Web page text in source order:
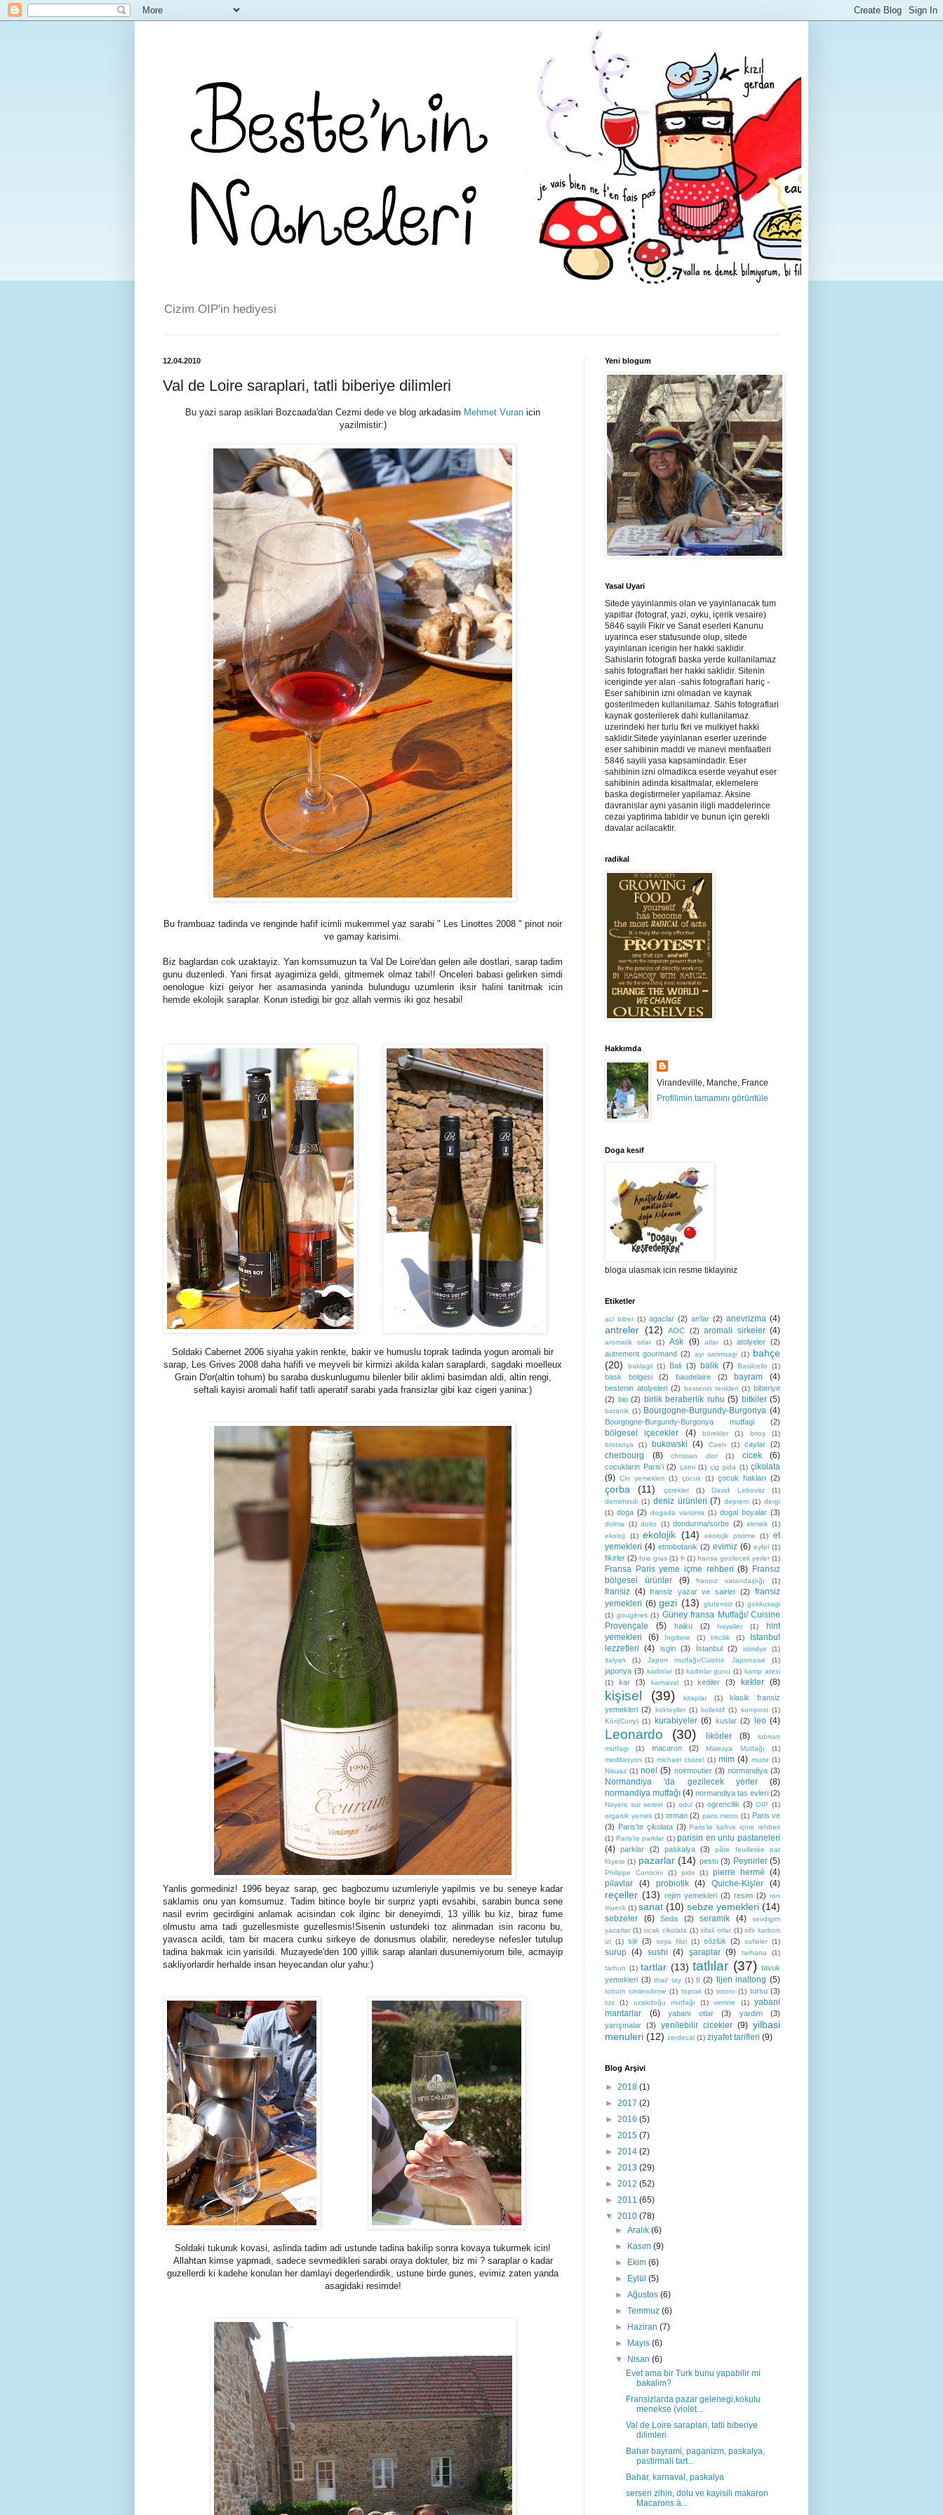
Cizim OIP'in hediyesi
12.04.2010
Val de Loire saraplari, tatli biberiye dilimleri
Bu yazi sarap asiklari Bozcaada'dan Cezmi dede ve blog arkadasim Mehmet Vuran icin
yazilmistir:)
Bu frambuaz tadinda ve renginde hafif icimli mukemmel yaz sarabi " Les Linottes 2008 " pinot noir
ve gamay karisimi.
Biz baglardan cok uzaktayiz. Yan komsumuzun ta Val De Loire'dan gelen aile dostlari, sarap tadim
gunu duzenledi. Yani firsat ayagimiza geldi, gitmemek olmaz tabi!! Onceleri babasi gelirken simdi
oenologue kizi geiyor her asamasinda yaninda bulundugu uzumlerin iksir halini tanitmak icin
hemde ekolojik saraplar. Korun istedigi bir goz allah vermis iki goz hesabi!
Soldaki Cabernet 2006 siyaha yakin renkte, bakir ve humuslu toprak tadinda yogun aromali bir
sarap, Les Grives 2008 daha hafifi ve meyveli bir kirmizi akilda kalan saraplardi, sagdaki moelleux
Grain D'or(altin tohum) bu saraba duskunlugumu bilenler bilir aklimi basimdan aldi, altin rengi,
seftali kayisi aromali hafif tatli aperatif sarabi yada fransizlar gibi kaz cigeri yanina:)
Yanlis gormediniz! 1996 beyaz sarap, gec bagbozumu uzumleriyle yapilmis ve bu seneye kadar
saklamis onu yan komsumuz. Tadim bitince boyle bir surpriz yapti evsahibi, sarabin bunca sene
nasil evrim gecirdigini anlamak acisindan cok ilginc bir deneyimdi, 13 yillik bu kiz, biraz fume
olmustu ama tadi guzellesmiste guzellesmis!Sisenin ustundeki toz alinmadan isin raconu bu,
yavasca acildi, tam bir macera cunku sirkeye de donusmus olabilir, neredeyse nefesler tutulup
tadina bakmak icin yarisildi. Muzayede'den 100 yillik sarap alanlari dusunemiyorum bile, acmayip
sakliyorlardir herhalde insan heyecandan olur yahu:)
Soldaki tukuruk kovasi, aslinda tadim adi ustunde tadina bakilip sonra kovaya tukurmek icin!
Allahtan kimse yapmadi, sadece sevmedikleri sarabi oraya doktuler, biz mi ? saraplar o kadar
guzellerdi ki kadehe konulan her damlayi degerlendirdik, ustune birde gunes, evimiz zaten yanda
asagidaki resimde!
Yeni blogum
Yasal Uyari
Sitede yayinlanmis olan ve yayinlanacak tum
yapitlar (fotograf, yazi, oyku, içerik vesaire)
5846 sayili Fikir ve Sanat eserleri Kanunu
uyarinca eser statusunde olup, sitede
yayinlanan icerigin her hakki saklidir.
Sahislarin fotografi baska yerde kullanilamaz
sahis fotograflari her hakki saklidir. Sitenin
iceriginde yer alan -sahis fotograflari hariç -
Eser sahibinin izni olmadan ve kaynak
gosterilmeden kullanilamaz. Sahis fotograflari
kaynak gosterilerek dahi kullanilamaz
uzerindeki her turlu fkri ve mulkiyet hakki
saklidir.Sitede yayinlanan eserler uzerinde
eser sahibinin maddi ve manevi menfaatleri
5846 sayili yasa kapsamindadir. Eser
sahibinin izni olmadikca eserde veyahut eser
sahibinin adinda kisaltmalar, eklemelere
baska degistirmeler yapilamaz. Aksine
davranislar ayni yasanin iligli maddelerince
cezai yaptirima tabidir ve bunun için gerekli
davalar acilacaktir.
radikal
Hakkımda
Virandeville, Manche, France
Profilimin tamamını görüntüle
Doga kesif
bloga ulasmak icin resme tiklayiniz
Etiketler
aci biber (1) agaclar (2) an'lar (2) anevrizma (4)
antreler (12) AOC (2) aromali sirkeler (4)
aromatik otlar (1) Ask (9) atlar (1) atolyeler (2)
autrement gourmand (2) ayi sarimsagi (1) bahçe
(20)
baklagil (1) Bali (3) balik (7) Basilcello (1)
bask bolgesi (2) baudelaire (2) bayram (4)
bestenin atolyeleri (2) bestenin renkleri (1) biberiye
(2) bio (2) birlik beraberlik ruhu (5) bitkiler (5)
botanik (1) Bourgogne-Burgundy-Burgonya (4)
Bourgogne-Burgundy-Burgonya mutfagi (2)
bölgesel içecekler (4) börekler (1) brioş
(1)
brotanya
(1) bukowski (4) Caen (1) caylar (2)
cherbourg (8) christian dior (1) cicek (6)
cocuklarin Paris'i (2) çatni (1) çig gida (1) çikolata
(9) Çin yemekleri (1) çocuk (1) çocuk hakları (2)
çorba (11) çorekler (1) David Lebovitz
(1)
demirhindi (1) deniz ürünleri (7) deprem (1) dergi
(1) doga (2) dogada varolma (1) dogal boyalar (3)
dolma (1) dolto (1) dondurma/sorbe (2) ekmek (1)
ekoloji
(1) ekolojik (14) ekolojik pisirme (1)
et
yemekleri (4) etnobotanik (2) evimiz (6) eyfel (1)
fikirler (2) foie gras (1) fr (1) fransa gezilecek yerler (1)
Fransa Paris yeme içme rehberi (8) Fransız
bölgesel ürünler
(9) fransız vatandaşlığı (1)
fransiz (4) fransiz yazar ve sairler (2)
fransiz
yemekleri (6) gezi (13) glutensiz (1) gokkusagi
(1) gougères (1) Güney fransa Mutfağı/ Cuisine
Provençale
(5) haiku (2) hayaller (1)
hint
yemekleri
(6) Ingiltere (1) Irkcilik (1)
Istanbul
lezzetleri
(4) isgin (3) İstanbul (2) istiridye
(1)
italyan
(1) Japon mutfağı/Cuisine Japonaise (1)
japonya (3) kadinlar (1) kadinlar gunu (1) kamp atesi
(1)
kar (3) karnaval (1) kediler (3) kekler (8)
kişisel (39) kitaplar (1)
klasik fransiz
yemekleri (2) kokteyller (1) kollektif (1) kompost (1)
Köri(Curry) (1) kurabiyeler (6) kuslar (2) leo (4)
Leonardo (30) likörler (8)
lubnan
mutfagi
(1) macaron (2) Malezya Mutfağı
(1)
meditasyon (1) michael cluizel (1) mim (4) muze (1)
Nisuaz (1) noel (5) noirmoutier (3) normandiya (3)
Normandiya 'da gezilecek yerler
(8)
normandiya mutfağı (4) normandiya tas evleri (2)
Noyers sur serein (1) odul (1) ogrencilik (3) OIP (1)
organik yemek (1) orman (2) paris metro (1) Paris ve
(3)
Paris'te çikolata (3) Paris'te kahve içme rehberi
(1) Paris'te parklar (1) parisin en unlu pastaneleri
(4)
parklar (2) paskalya (3)
pâte feuilletée pat
föyete (1) pazarlar (14) pesto (3) Peynirler (5)
Philippe Conticini (1) pide (1) pierre hermé (4)
pilavlar
(4) probiotik (4) Quiche-Kişler (4)
reçeller (13) rejim yemekleri (2) resim (2) ron
mueck (1) sanat (10) sebze yemekleri (14)
sebzeler (6) Seda (2) seramik (4)
sevdigim
yazarlar (1) sicak cikolata (1) sifali otlar (1) sifir karbon
izi (1) siir (3) soya filizi (1) sözlük (2) sufleler (1)
surup (4) sushi (4) şaraplar (9) tarhana
(1)
tarhun (1) tartlar (13) tatlılar (37) tavuk
yemekleri (3) thai/ tay (1) ti (2) tijen inaltong (5)
tohum cimlendirme (1) toprak (1) totoro (1) tursu (3)
tuz (1) uzakdoğu mutfağı (1) verrine (1)
yabani
mantarlar
(6) yabani otlar (3) yardim
(3)
yarışmalar (3) yenilebilir cicekler (9) yilbasi
menuleri (12) zerdecal (1) ziyafet tarifleri (9)
Blog Arşivi
► 2018 (1)
► 2017 (2)
► 2016 (5)
► 2015 (7)
► 2014 (2)
► 2013 (29)
► 2012 (52)
► 2011 (65)
▼ 2010 (78)
►Aralık(6)
►
Kasım(9)
►
Ekim(6)
►
Eylül(5)
►Ağustos(6)
►Temmuz(6)
►
Haziran(7)
►
Mayıs(6)
▼
Nisan(6)
Evet ama bir Turk bunu yapabilir mi
bakalim?
Fransizlarda pazar gelenegi,kokulu
menekse (violet...
Val de Loire saraplari, tatli biberiye
dilimleri
Bahar bayrami, paganizm, paskalya,
pastirmali tart...
Bahar, karnaval, paskalya
serseri zihin, dolu ve kayisili makaron
Macarons à...